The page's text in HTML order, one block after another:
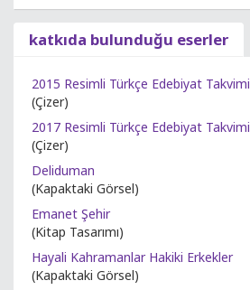
katkıda bulunduğu eserler
2015 Resimli Türkçe Edebiyat Takvimi
(Çizer)
2017 Resimli Türkçe Edebiyat Takvimi
(Çizer)
Deliduman
(Kapaktaki Görsel)
Emanet Şehir
(Kitap Tasarımı)
Hayali Kahramanlar Hakiki Erkekler
(Kapaktaki Görsel)